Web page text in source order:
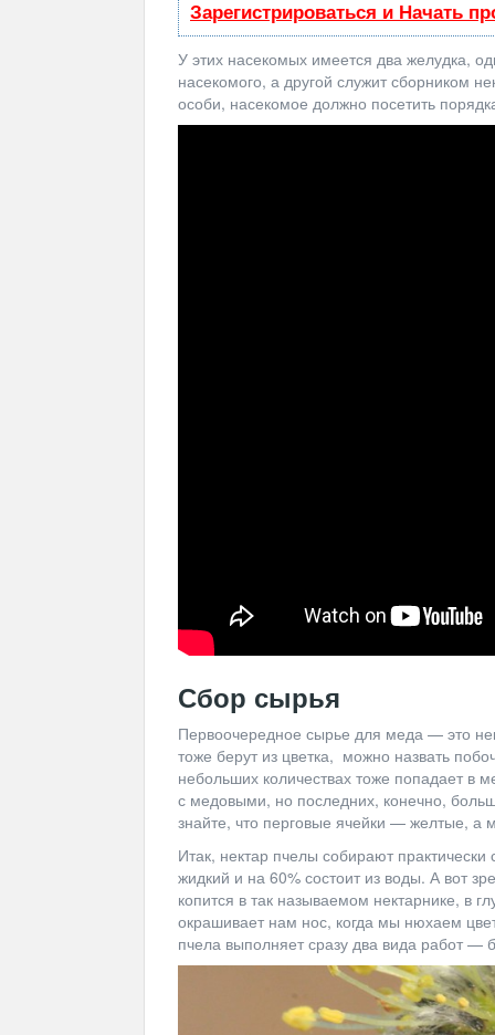
Зарегистрироваться и Начать
У этих насекомых имеется два желудка,
насекомого, а другой служит сборником
особи, насекомое должно посетить
Сбор сырья
Первоочередное сырье для меда — это
тоже берут из цветка, можно назвать
небольших количествах тоже попадает в
с медовыми, но последних, конечно,
знайте, что перговые ячейки — желтые,
Итак, нектар пчелы собирают
жидкий и на 60% состоит из воды. А вот
копится в так называемом нектарнике, в
окрашивает нам нос, когда мы нюхаем
пчела выполняет сразу два вида работ —